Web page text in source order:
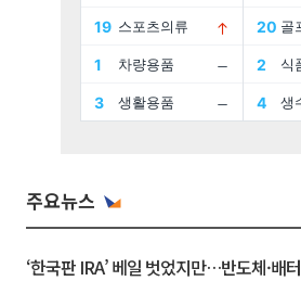
주요뉴스
‘한국판 IRA’ 베일 벗었지만…반도체·배터